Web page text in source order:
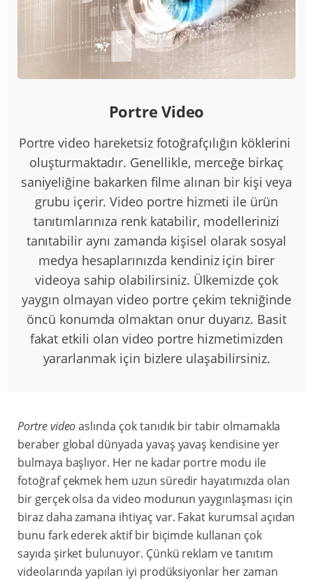
Portre Video
Portre video hareketsiz fotoğrafçılığın köklerini
oluşturmaktadır. Genellikle, merceğe birkaç
saniyeliğine bakarken filme alınan bir kişi veya
grubu içerir. Video portre hizmeti ile ürün
tanıtımlarınıza renk katabilir, modellerinizi
tanıtabilir aynı zamanda kişisel olarak sosyal
medya hesaplarınızda kendiniz için birer
videoya sahip olabilirsiniz. Ülkemizde çok
yaygın olmayan video portre çekim tekniğinde
öncü konumda olmaktan onur duyarız. Basit
fakat etkili olan video portre hizmetimizden
yararlanmak için bizlere ulaşabilirsiniz.
Portre videoaslında çok tanıdık bir tabir olmamakla
beraber global dünyada yavaş yavaş kendisine yer
bulmaya başlıyor. Her ne kadar portre modu ile
fotoğraf çekmek hem uzun süredir hayatımızda olan
bir gerçek olsa da video modunun yaygınlaşması için
biraz daha zamana ihtiyaç var. Fakat kurumsal açıdan
bunu fark ederek aktif bir biçimde kullanan çok
sayıda şirket bulunuyor. Çünkü reklam ve tanıtım
videolarında yapılan iyi prodüksiyonlar her zaman